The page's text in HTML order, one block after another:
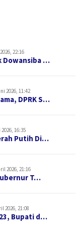
22:16
Dowansiba …
2026, 11:42
DPRK S…
16:35
Putih Di…
2026, 21:16
T…
2026, 21:08
Bupati d…